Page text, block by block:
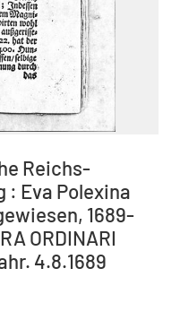
Reichs-
: Eva Polexina
1689-
ORDINARI
4.8.1689